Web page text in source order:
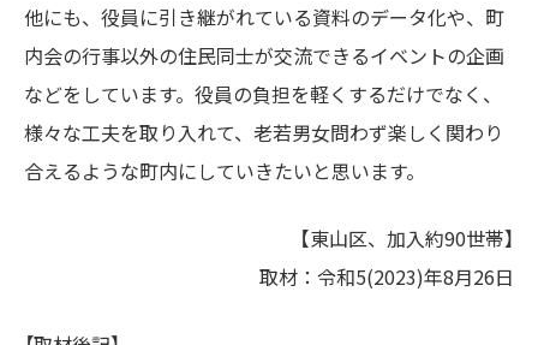
他にも、役員に引き継がれている資料のデータ化や、町
内会の行事以外の住民同士が交流できるイベントの企画
などをしています。役員の負担を軽くするだけでなく、
様々な工夫を取り入れて、老若男女問わず楽しく関わり
合えるような町内にしていきたいと思います。
【東山区、加入約90世帯】
取材：令和5(2023)年8月26日